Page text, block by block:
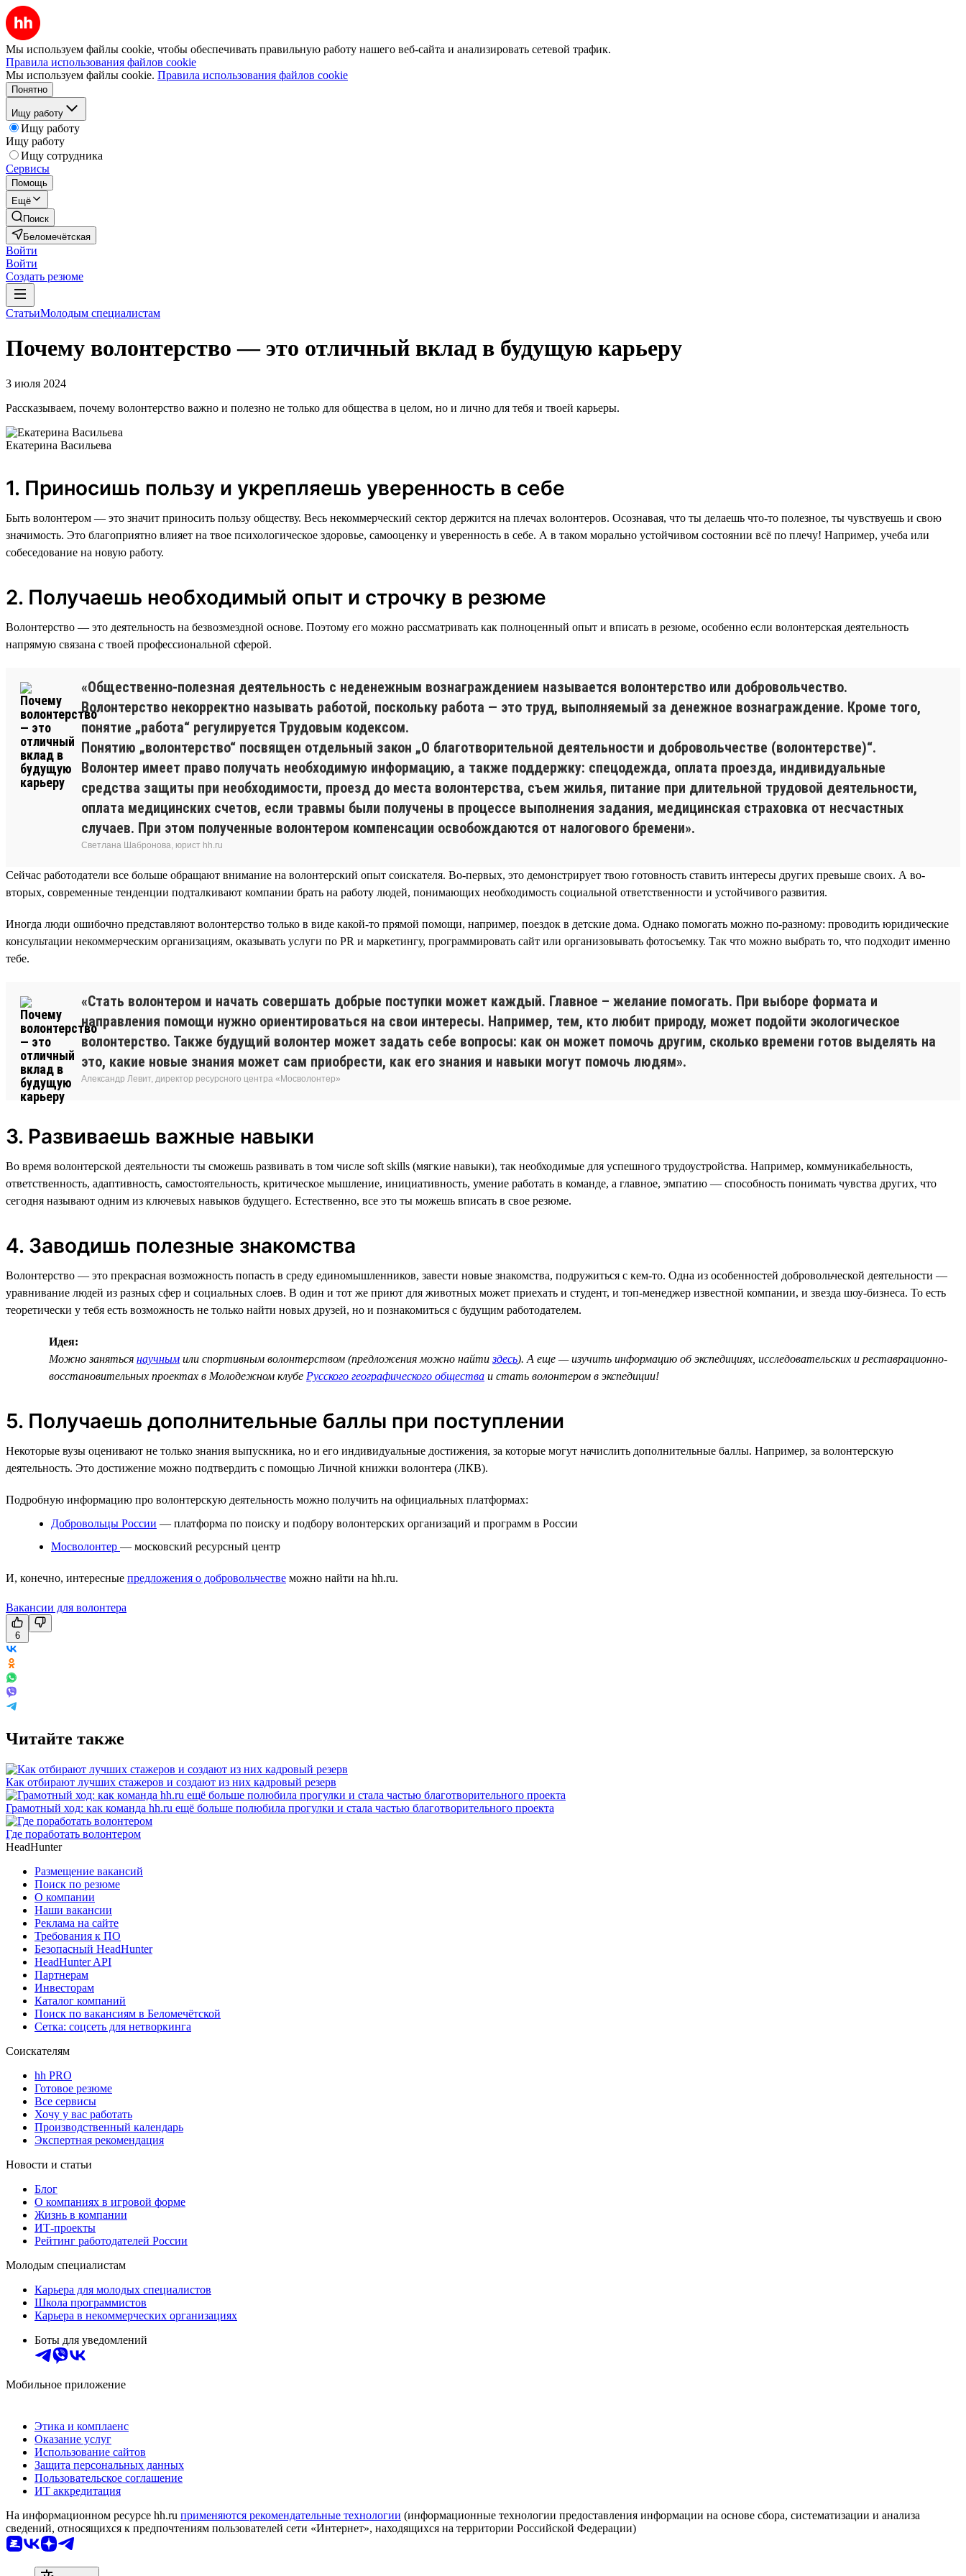
Мы используем файлы cookie, чтобы обеспечивать правильную работу нашего веб-сайта и анализировать сетевой трафик.
Правила использования файлов cookie
Мы используем файлы cookie. Правила использования файлов cookie
Понятно
Ищу работу
Ищу работу
Ищу работу
Ищу сотрудника
Сервисы
Помощь
Ещё
Поиск
Беломечётская
Войти
Войти
Создать резюме
СтатьиМолодым специалистам
Почему волонтерство — это отличный вклад в будущую карьеру
3 июля 2024
Рассказываем, почему волонтерство важно и полезно не только для общества в целом, но и лично для тебя и твоей карьеры.
Екатерина Васильева
1. Приносишь пользу и укрепляешь уверенность в себе
Быть волонтером — это значит приносить пользу обществу. Весь некоммерческий сектор держится на плечах волонтеров. Осознавая, что ты делаешь что-то полезное, ты чувствуешь и свою
значимость. Это благоприятно влияет на твое психологическое здоровье, самооценку и уверенность в себе. А в таком морально устойчивом состоянии всё по плечу! Например, учеба или
собеседование на новую работу.
2. Получаешь необходимый опыт и строчку в резюме
Волонтерство — это деятельность на безвозмездной основе. Поэтому его можно рассматривать как полноценный опыт и вписать в резюме, особенно если волонтерская деятельность
напрямую связана с твоей профессиональной сферой.
«Общественно-полезная деятельность с неденежным вознаграждением называется волонтерство или добровольчество.
Волонтерство некорректно называть работой, поскольку работа — это труд, выполняемый за денежное вознаграждение. Кроме того,
понятие „работа“ регулируется Трудовым кодексом.
Понятию „волонтерство“ посвящен отдельный закон „О благотворительной деятельности и добровольчестве (волонтерстве)“.
Волонтер имеет право получать необходимую информацию, а также поддержку: спецодежда, оплата проезда, индивидуальные
средства защиты при необходимости, проезд до места волонтерства, съем жилья, питание при длительной трудовой деятельности,
оплата медицинских счетов, если травмы были получены в процессе выполнения задания, медицинская страховка от несчастных
случаев. При этом полученные волонтером компенсации освобождаются от налогового бремени».
Светлана Шабронова, юрист hh.ru
Сейчас работодатели все больше обращают внимание на волонтерский опыт соискателя. Во-первых, это демонстрирует твою готовность ставить интересы других превыше своих. А во-
вторых, современные тенденции подталкивают компании брать на работу людей, понимающих необходимость социальной ответственности и устойчивого развития.
Иногда люди ошибочно представляют волонтерство только в виде какой-то прямой помощи, например, поездок в детские дома. Однако помогать можно по-разному: проводить юридические
консультации некоммерческим организациям, оказывать услуги по PR и маркетингу, программировать сайт или организовывать фотосъемку. Так что можно выбрать то, что подходит именно
тебе.
«Стать волонтером и начать совершать добрые поступки может каждый. Главное – желание помогать. При выборе формата и
направления помощи нужно ориентироваться на свои интересы. Например, тем, кто любит природу, может подойти экологическое
волонтерство. Также будущий волонтер может задать себе вопросы: как он может помочь другим, сколько времени готов выделять на
это, какие новые знания может сам приобрести, как его знания и навыки могут помочь людям».
Александр Левит, директор ресурсного центра «Мосволонтер»
3. Развиваешь важные навыки
Во время волонтерской деятельности ты сможешь развивать в том числе soft skills (мягкие навыки), так необходимые для успешного трудоустройства. Например, коммуникабельность,
ответственность, адаптивность, самостоятельность, критическое мышление, инициативность, умение работать в команде, а главное, эмпатию — способность понимать чувства других, что
сегодня называют одним из ключевых навыков будущего. Естественно, все это ты можешь вписать в свое резюме.
4. Заводишь полезные знакомства
Волонтерство — это прекрасная возможность попасть в среду единомышленников, завести новые знакомства, подружиться с кем-то. Одна из особенностей добровольческой деятельности —
уравнивание людей из разных сфер и социальных слоев. В один и тот же приют для животных может приехать и студент, и топ-менеджер известной компании, и звезда шоу-бизнеса. То есть
теоретически у тебя есть возможность не только найти новых друзей, но и познакомиться с будущим работодателем.
Идея:
Можно заняться научным или спортивным волонтерством (предложения можно найтиздесь). А еще — изучить информацию об экспедициях, исследовательских и реставрационно-
восстановительных проектах в Молодежном клубе Русского географического общества и стать волонтером в экспедиции!
5. Получаешь дополнительные баллы при поступлении
Некоторые вузы оценивают не только знания выпускника, но и его индивидуальные достижения, за которые могут начислить дополнительные баллы. Например, за волонтерскую
деятельность. Это достижение можно подтвердить с помощью Личной книжки волонтера (ЛКВ).
Подробную информацию про волонтерскую деятельность можно получить на официальных платформах:
Добровольцы России — платформа по поиску и подбору волонтерских организаций и программ в России
Мосволонтер — московский ресурсный центр
И, конечно, интересные предложения о добровольчестве можно найти на hh.ru.
Вакансии для волонтера
6
Читайте также
Как отбирают лучших стажеров и создают из них кадровый резерв
Грамотный ход: как команда hh.ru ещё больше полюбила прогулки и стала частью благотворительного проекта
Где поработать волонтером
HeadHunter
Размещение вакансий
Поиск по резюме
О компании
Наши вакансии
Реклама на сайте
Требования к ПО
Безопасный HeadHunter
HeadHunter API
Партнерам
Инвесторам
Каталог компаний
Поиск по вакансиям в Беломечётской
Сетка: соцсеть для нетворкинга
Соискателям
hh PRO
Готовое резюме
Все сервисы
Хочу у вас работать
Производственный календарь
Экспертная рекомендация
Новости и статьи
Блог
О компаниях в игровой форме
Жизнь в компании
ИТ-проекты
Рейтинг работодателей России
Молодым специалистам
Карьера для молодых специалистов
Школа программистов
Карьера в некоммерческих организациях
Боты для уведомлений
Мобильное приложение
Этика и комплаенс
Оказание услуг
Использование сайтов
Защита персональных данных
Пользовательское соглашение
ИТ аккредитация
На информационном ресурсе hh.ru применяются рекомендательные технологии (информационные технологии предоставления информации на основе сбора, систематизации и анализа
сведений, относящихся к предпочтениям пользователей сети «Интернет», находящихся на территории Российской Федерации)